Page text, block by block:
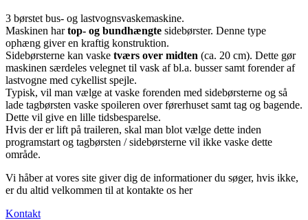
3 børstet bus- og lastvognsvaskemaskine.
Maskinen hartop- og bundhængte sidebørster. Denne type
ophæng giver en kraftig konstruktion.
Sidebørsterne kan vaske tværs over midten (ca. 20 cm). Dette gør
maskinen særdeles velegnet til vask af bl.a. busser samt forender af
lastvogne med cykellist spejle.
Typisk, vil man vælge at vaske forenden med sidebørsterne og så
lade tagbørsten vaske spoileren over førerhuset samt tag og bagende.
Dette vil give en lille tidsbesparelse.
Hvis der er lift på traileren, skal man blot vælge dette inden
programstart og tagbørsten / sidebørsterne vil ikke vaske dette
område.
Vi håber at vores site giver dig de informationer du søger, hvis ikke,
er du altid velkommen til at kontakte os her
Kontakt